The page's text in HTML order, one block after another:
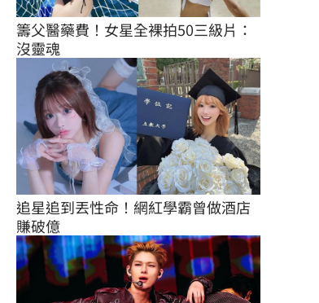
籌父醫藥費！女星全裸拍50三級片：
沒靈魂
追星追到丟性命！網紅學霸曾做酒店
賺破億